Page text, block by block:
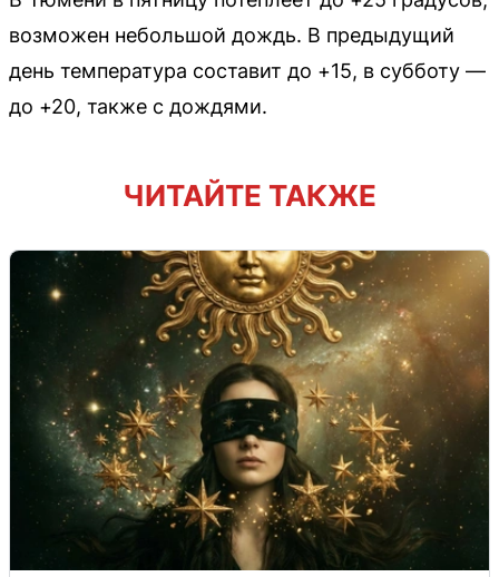
возможен небольшой дождь. В предыдущий
день температура составит до +15, в субботу —
до +20, также с дождями.
ЧИТАЙТЕ ТАКЖЕ